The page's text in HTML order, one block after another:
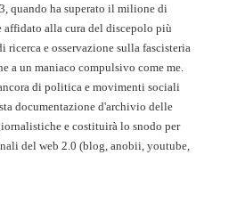
quando ha superato il milione di
alla cura del discepolo più
ricerca e osservazione sulla fascisteria
a un maniaco compulsivo come me.
di politica e movimenti sociali
documentazione d'archivio delle
e costituirà lo snodo per
del web 2.0 (blog, anobii, youtube,